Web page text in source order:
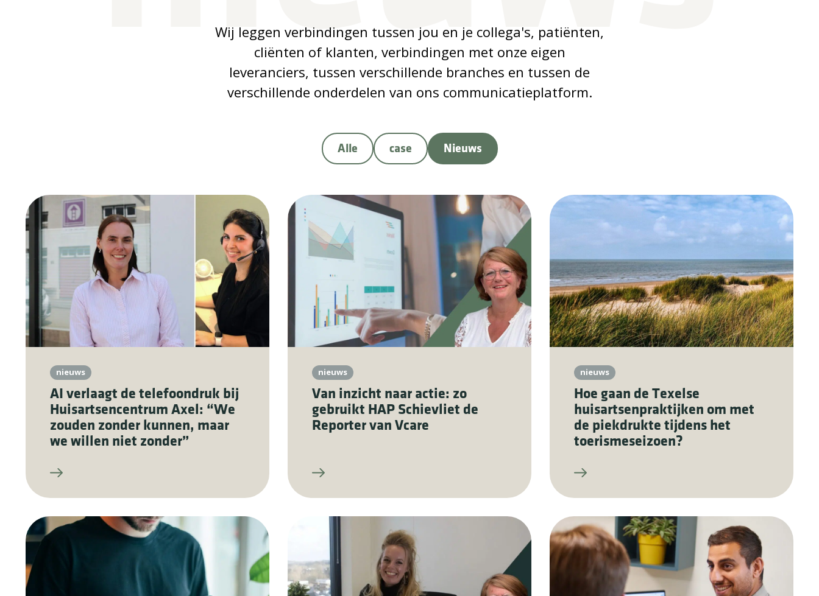
Wij leggen verbindingen tussen jou en je collega's, patiënten,
cliënten of klanten, verbindingen met onze eigen
leveranciers, tussen verschillende branches en tussen de
verschillende onderdelen van ons communicatieplatform.
Alle case Nieuws
nieuws
AI verlaagt de telefoondruk bij
Huisartsencentrum Axel: “We
zouden zonder kunnen, maar
we willen niet zonder”
nieuws
Van inzicht naar actie: zo
gebruikt HAP Schievliet de
Reporter van Vcare
nieuws
Hoe gaan de Texelse
huisartsenpraktijken om met
de piekdrukte tijdens het
toerismeseizoen?